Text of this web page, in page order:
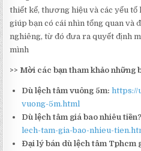
thiết kế, thương hiệu và các yếu tố
giúp bạn có cái nhìn tổng quan và
nghiêng, từ đó đưa ra quyết định
mình
>> Mời các bạn tham khảo những
Dù lệch tâm vuông 5m: https://
vuong-5m.html
Dù lệch tâm giá bao nhiêu
lech-tam-gia-bao-nhieu-
Đại lý bán dù lệch tâm Tphcm